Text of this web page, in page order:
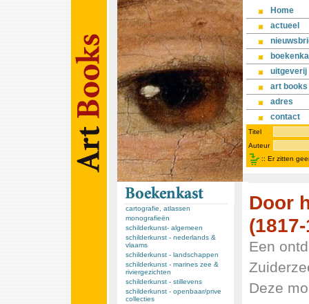
Home
actueel
uitgeverij
art books
adres
contact
Titel
Auteur
:: Er zitten
cartografie, atlassen
monografieën
schilderkunst- algemeen
schilderkunst - nederlands &
vlaams
schilderkunst - landschappen
schilderkunst - marines zee &
riviergezichten
schilderkunst - stillevens
schilderkunst - openbaar/prive
collecties
Door
Een
Deze